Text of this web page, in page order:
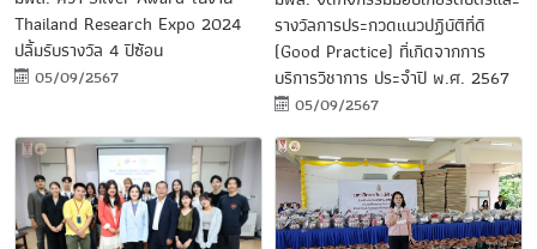
Thailand Research Expo 2024
ปลื้มรับรางวัล 4 ปีซ้อน
05/09/2567
รางวัลการประกวดแนวปฏิบัติที่ดี
(Good Practice) ที่เกิดจากการ
บริการวิชาการ ประจำปี พ.ศ. 2567
05/09/2567